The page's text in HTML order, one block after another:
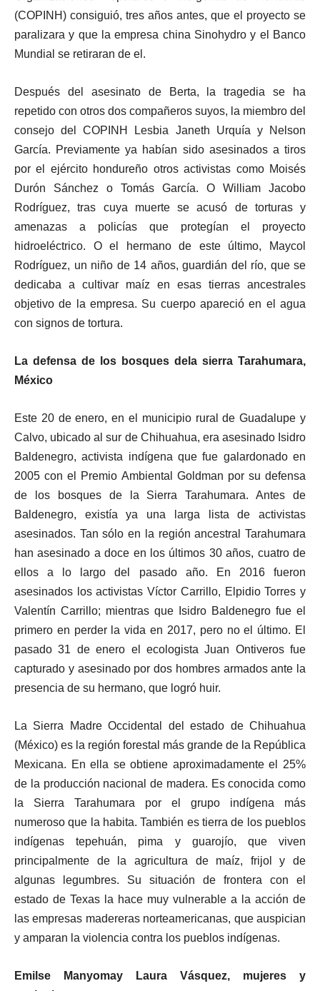
(COPINH) consiguió, tres años antes, que el proyecto se
paralizara y que la empresa china Sinohydro y el Banco
Mundial se retiraran de el.
Después del asesinato de Berta, la tragedia se ha
repetido con otros dos compañeros suyos, la miembro del
consejo del COPINH Lesbia Janeth Urquía y Nelson
García. Previamente ya habían sido asesinados a tiros
por el ejército hondureño otros activistas como Moisés
Durón Sánchez o Tomás García. O William Jacobo
Rodríguez, tras cuya muerte se acusó de torturas y
amenazas a policías que protegían el proyecto
hidroeléctrico. O el hermano de este último, Maycol
Rodríguez, un niño de 14 años, guardián del río, que se
dedicaba a cultivar maíz en esas tierras ancestrales
objetivo de la empresa. Su cuerpo apareció en el agua
con signos de tortura.
La defensa de los bosques dela sierra Tarahumara,
México
Este 20 de enero, en el municipio rural de Guadalupe y
Calvo, ubicado al sur de Chihuahua, era asesinado Isidro
Baldenegro, activista indígena que fue galardonado en
2005 con el Premio Ambiental Goldman por su defensa
de los bosques de la Sierra Tarahumara. Antes de
Baldenegro, existía ya una larga lista de activistas
asesinados. Tan sólo en la región ancestral Tarahumara
han asesinado a doce en los últimos 30 años, cuatro de
ellos a lo largo del pasado año. En 2016 fueron
asesinados los activistas Víctor Carrillo, Elpidio Torres y
Valentín Carrillo; mientras que Isidro Baldenegro fue el
primero en perder la vida en 2017, pero no el último. El
pasado 31 de enero el ecologista Juan Ontiveros fue
capturado y asesinado por dos hombres armados ante la
presencia de su hermano, que logró huir.
La Sierra Madre Occidental del estado de Chihuahua
(México) es la región forestal más grande de la República
Mexicana. En ella se obtiene aproximadamente el 25%
de la producción nacional de madera. Es conocida como
la Sierra Tarahumara por el grupo indígena más
numeroso que la habita. También es tierra de los pueblos
indígenas tepehuán, pima y guarojío, que viven
principalmente de la agricultura de maíz, frijol y de
algunas legumbres. Su situación de frontera con el
estado de Texas la hace muy vulnerable a la acción de
las empresas madereras norteamericanas, que auspician
y amparan la violencia contra los pueblos indígenas.
Emilse Manyomay Laura Vásquez, mujeres y